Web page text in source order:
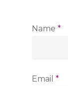
Name *
Email *